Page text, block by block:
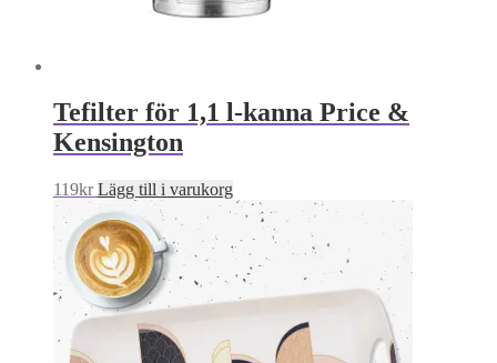
Tefilter för 1,1 l-kanna Price &
Kensington
119kr Lägg till i varukorg